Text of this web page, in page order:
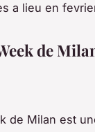
a lieu en
de
de Milan est